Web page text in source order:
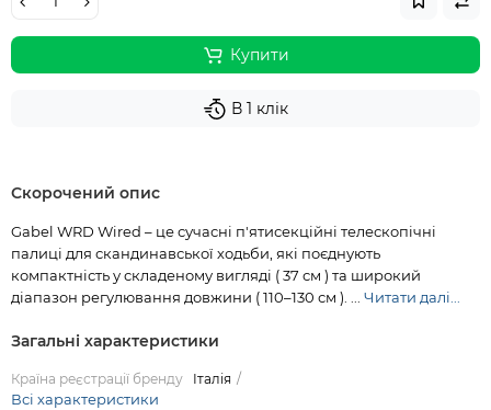
Купити
В 1 клік
Скорочений опис
Gabel WRD Wired – це сучасні п'ятисекційні телескопічні
палиці для скандинавської ходьби, які поєднують
компактність у складеному вигляді ( 37 см ) та широкий
діапазон регулювання довжини ( 110–130 см ). ... Читати далі...
Загальні характеристики
Країна реєстрації бренду Італія
Всі характеристики